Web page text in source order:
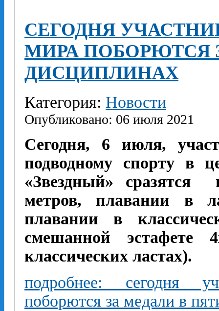
СЕГОДНЯ
МИРА ПОБОРЮТСЯ
ДИСЦИПЛИНАХ
Категория: Новости
Опубликовано: 06 июля 2021
Сегодня, 6 июля,
подводному спорту в
«Звездный» сразятся
метров, плавании в
плавании в
смешанной эстафете
классических ластах).
подробнее: сегодня
поборются за медали в